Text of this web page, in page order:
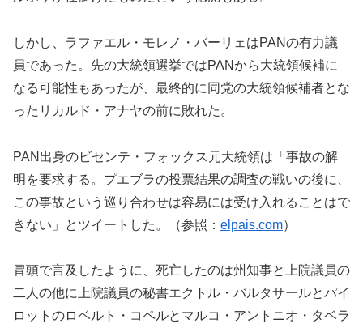
しかし、ラファエル・モレノ・バーリェはPANの有力議
員であった。先の大統領選挙ではPANから大統領候補に
なる可能性もあったが、最終的に同党の大統領候補者とな
ったリカルド・アナヤの前に敗れた。
PAN出身のビセンテ・フォックス元大統領は「事故の解
明を要求する。プエブラの投票結果の調査の戦いの後に、
この事故という巡り合わせは容易には受け入れることはで
きない」とツイートした。（参照： elpais.com）
冒頭で言及したように、死亡したのは州知事と上院議員の
二人の他に上院議員の秘書エクトル・バルタサールとパイ
ロットのロベルト・コペルとマルコ・アントニオ・タベラ